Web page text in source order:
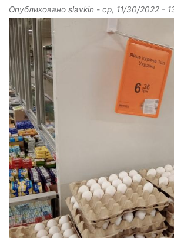
Опубликовано slavkin - ср, 11/30/2022 -